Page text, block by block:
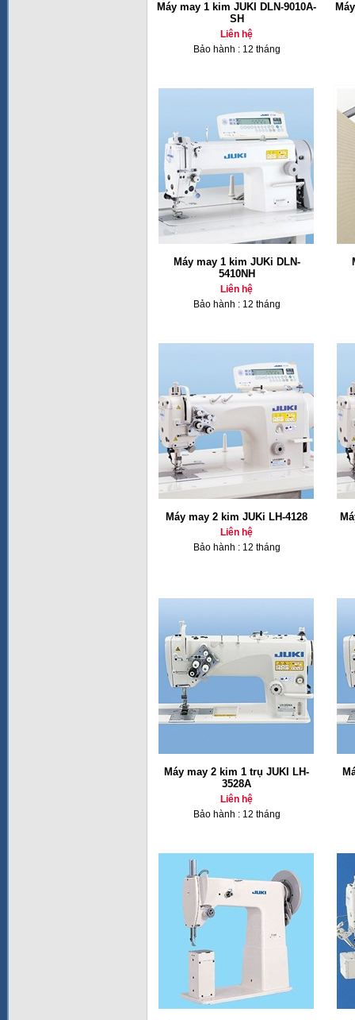
Máy may 1 kim JUKI DLN-9010A-
SH
Liên hệ
Bảo hành : 12 tháng
Máy may 1 kim JUKi DLN-
5410NH
Liên hệ
Bảo hành : 12 tháng
Máy may 2 kim JUKi LH-4128
Liên hệ
Bảo hành : 12 tháng
Máy may 2 kim 1 trụ JUKI LH-
3528A
Liên hệ
Bảo hành : 12 tháng